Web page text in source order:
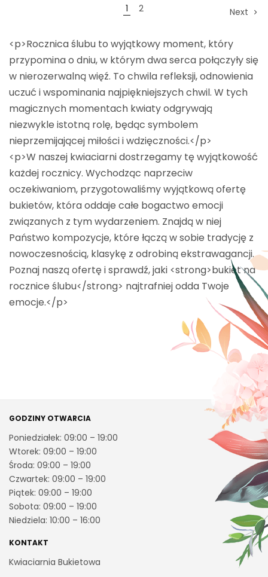
<p>Rocznica ślubu to wyjątkowy moment, który
przypomina o dniu, w którym dwa serca połączyły się
w nierozerwalną więź. To chwila refleksji, odnowienia
uczuć i wspominania najpiękniejszych chwil. W tych
magicznych momentach kwiaty odgrywają
niezwykle istotną rolę, będąc symbolem
nieprzemijającej miłości i wdzięczności.</p>
<p>W naszej kwiaciarni dostrzegamy tę wyjątkowość
każdej rocznicy. Wychodząc naprzeciw
oczekiwaniom, przygotowaliśmy wyjątkową ofertę
bukietów, która oddaje całe bogactwo emocji
związanych z tym wydarzeniem. Znajdą w niej
Państwo kompozycje, które łączą w sobie tradycję z
nowoczesnością, klasykę z odrobiną ekstrawagancji.
Poznaj naszą ofertę i sprawdź, jaki <strong>bukiet na
rocznice ślubu</strong> najtrafniej odda Twoje
emocje.</p>
1 2 Next
GODZINY OTWARCIA
Poniedziałek: 09:00 – 19:00
Wtorek: 09:00 – 19:00
Środa: 09:00 – 19:00
Czwartek: 09:00 – 19:00
Piątek: 09:00 – 19:00
Sobota: 09:00 – 19:00
Niedziela: 10:00 – 16:00
KONTAKT
Kwiaciarnia Bukietowa